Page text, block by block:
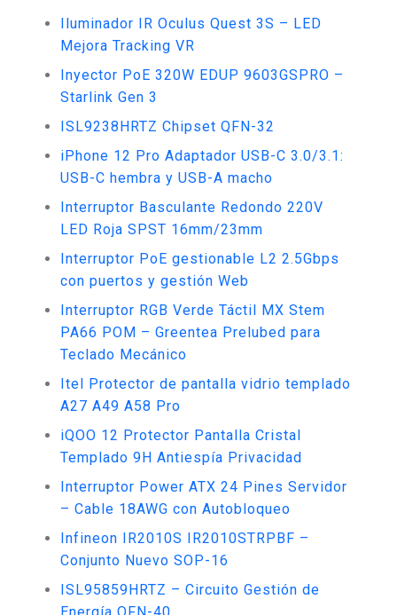
Iluminador IR Oculus Quest 3S – LED
Mejora Tracking VR
Inyector PoE 320W EDUP 9603GSPRO –
Starlink Gen 3
ISL9238HRTZ Chipset QFN-32
iPhone 12 Pro Adaptador USB-C 3.0/3.1:
USB-C hembra y USB-A macho
Interruptor Basculante Redondo 220V
LED Roja SPST 16mm/23mm
Interruptor PoE gestionable L2 2.5Gbps
con puertos y gestión Web
Interruptor RGB Verde Táctil MX Stem
PA66 POM – Greentea Prelubed para
Teclado Mecánico
Itel Protector de pantalla vidrio templado
A27 A49 A58 Pro
iQOO 12 Protector Pantalla Cristal
Templado 9H Antiespía Privacidad
Interruptor Power ATX 24 Pines Servidor
– Cable 18AWG con Autobloqueo
Infineon IR2010S IR2010STRPBF –
Conjunto Nuevo SOP-16
ISL95859HRTZ – Circuito Gestión de